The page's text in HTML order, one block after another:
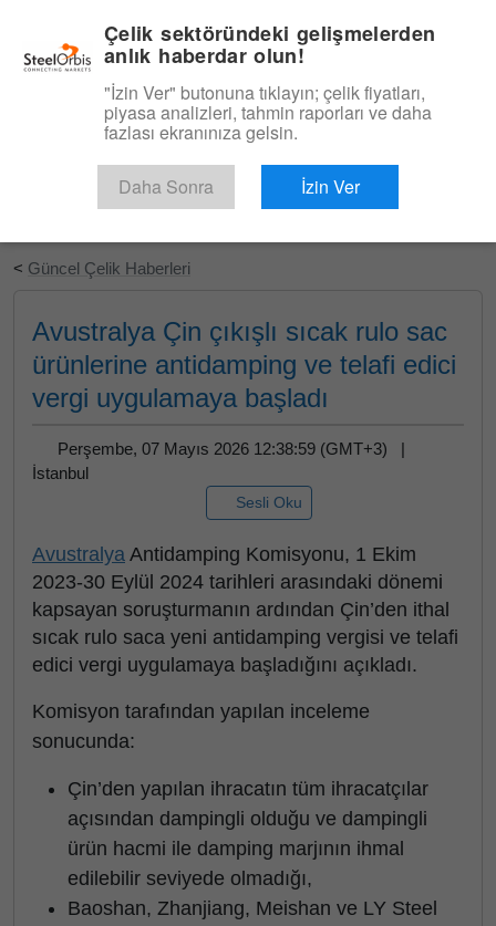
Ücretsiz Deneyin
< Güncel Çelik Haberleri
Avustralya Çin çıkışlı sıcak rulo sac
ürünlerine antidamping ve telafi edici
vergi uygulamaya başladı
Perşembe, 07 Mayıs 2026 12:38:59 (GMT+3) |
İstanbul
Sesli Oku
Avustralya Antidamping Komisyonu, 1 Ekim
2023-30 Eylül 2024 tarihleri arasındaki dönemi
kapsayan soruşturmanın ardından Çin’den ithal
sıcak rulo saca yeni antidamping vergisi ve telafi
edici vergi uygulamaya başladığını açıkladı.
Komisyon tarafından yapılan inceleme
sonucunda:
Çin’den yapılan ihracatın tüm ihracatçılar
açısından dampingli olduğu ve dampingli
ürün hacmi ile damping marjının ihmal
edilebilir seviyede olmadığı,
Baoshan, Zhanjiang, Meishan ve LY Steel
Çelik sektöründeki gelişmelerden
anlık haberdar olun!
"İzin Ver" butonuna tıklayın; çelik fiyatları,
piyasa analizleri, tahmin raporları ve daha
fazlası ekranınıza gelsin.
Daha Sonra İzin Ver